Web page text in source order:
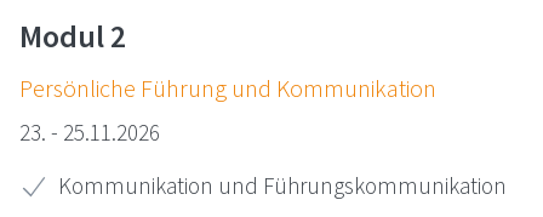
Modul 2
Per­sön­li­che Füh­rung und Kom­mu­ni­ka­ti­on
23. - 25.11.2026
Kommunikation und Führungskommunikation